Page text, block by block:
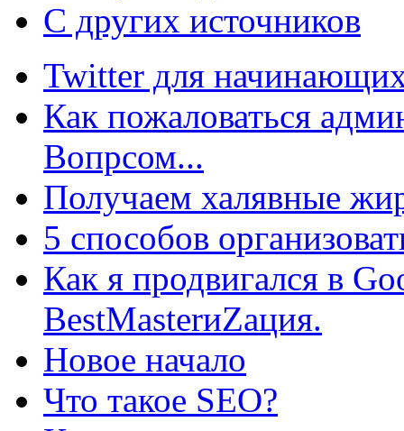
С других источников
Twitter для
Как пожаловаться
Вопрсом...
Получаем халявные
5 способов
Как я продвигался в
BestMasterиZация.
Новое начало
Что такое SEO?